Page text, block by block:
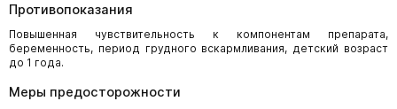
Противопоказания
Повышенная чувствительность к компонентам препарата,
беременность, период грудного вскармливания, детский возраст
до 1 года.
Меры предосторожности